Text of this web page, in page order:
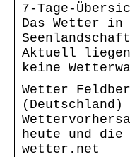
7-Tage-
Das Wetter in
Aktuell
keine
Wetter
heute und die
wetter.net